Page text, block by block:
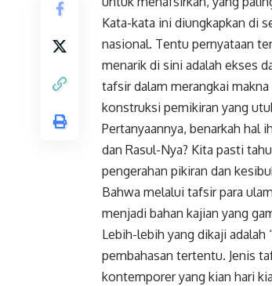
Kata-kata ini diungkapkan di
nasional. Tentu pernyataan
menarik di sini adalah ekses
tafsir dalam merangkai
konstruksi pemikiran yang
Pertanyaannya, benarkah hal
dan Rasul-Nya? Kita pasti
pengerahan pikiran dan
Bahwa melalui tafsir para
menjadi bahan kajian yang
Lebih-lebih yang dikaji
pembahasan tertentu. Jenis
kontemporer yang kian hari